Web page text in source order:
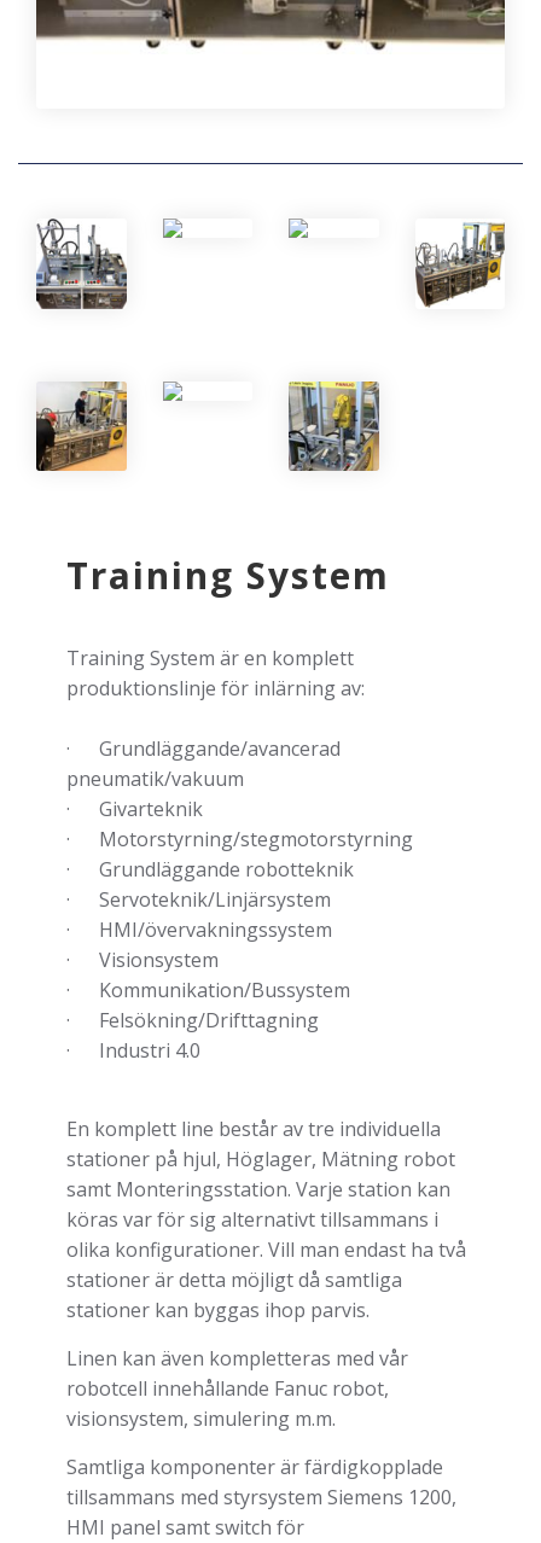
Training System
Training System är en komplett
produktionslinje för inlärning av:
· Grundläggande/avancerad
pneumatik/vakuum
· Givarteknik
· Motorstyrning/stegmotorstyrning
· Grundläggande robotteknik
· Servoteknik/Linjärsystem
· HMI/övervakningssystem
· Visionsystem
· Kommunikation/Bussystem
· Felsökning/Drifttagning
· Industri 4.0
En komplett line består av tre individuella
stationer på hjul, Höglager, Mätning robot
samt Monteringsstation. Varje station kan
köras var för sig alternativt tillsammans i
olika konfigurationer. Vill man endast ha två
stationer är detta möjligt då samtliga
stationer kan byggas ihop parvis.
Linen kan även kompletteras med vår
robotcell innehållande Fanuc robot,
visionsystem, simulering m.m.
Samtliga komponenter är färdigkopplade
tillsammans med styrsystem Siemens 1200,
HMI panel samt switch för